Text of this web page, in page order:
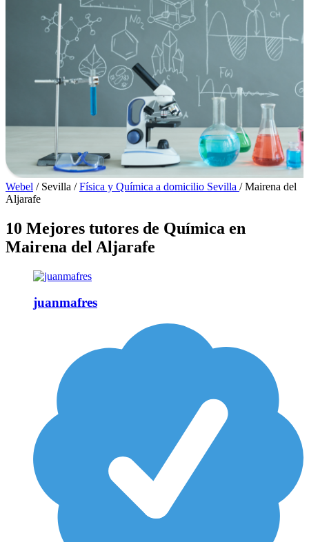
Webel / Sevilla / Física y Química a domicilio Sevilla / Mairena del
Aljarafe
10 Mejores tutores de Química en
Mairena del Aljarafe
juanmafres